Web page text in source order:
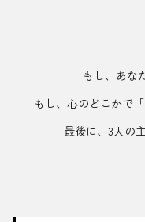
もし、あな
もし、心のどこかで
最後に、3人の